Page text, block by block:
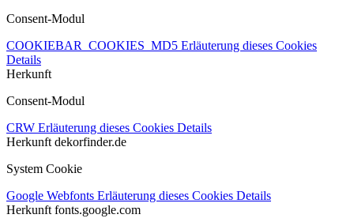
Consent-Modul
COOKIEBAR_COOKIES_MD5 Erläuterung dieses Cookies
Details
Herkunft
Consent-Modul
CRW Erläuterung dieses Cookies Details
Herkunft dekorfinder.de
System Cookie
Google Webfonts Erläuterung dieses Cookies Details
Herkunft fonts.google.com